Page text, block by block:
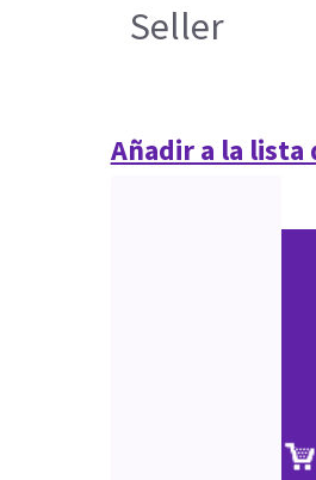
Seller
Añadir a la lista